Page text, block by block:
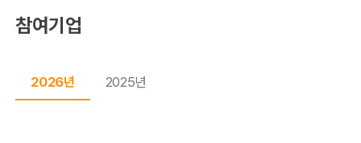
참여기업
2026년 2025년